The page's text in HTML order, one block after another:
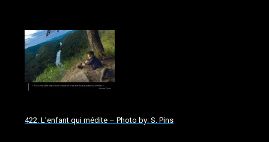
422. L’enfant qui médite – Photo by: S. Pins